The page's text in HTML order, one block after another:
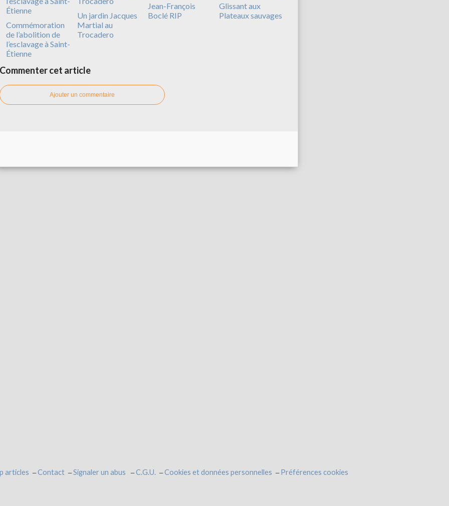
Commémoration
de l’abolition de
l’esclavage à Saint-
Étienne
Un jardin Jacques
Martial au
Trocadero
Jean-François
Boclé RIP
Glissant aux
Plateaux sauvages
Commenter cet article
Ajouter un commentaire
articles Contact Signaler un abus C.G.U. Cookies et données personnelles Préférences cookies